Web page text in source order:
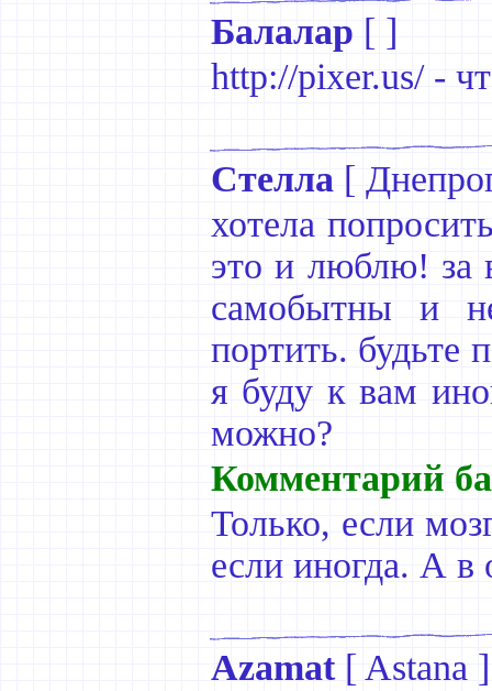
Балалар [ ]
http://pixer.us/ -
Стелла [
хотела
это и люблю! за
самобытны и
портить. будьте
я буду к вам
можно?
Комментарий
Только, если
если иногда. А
Azamat[ Astana ]